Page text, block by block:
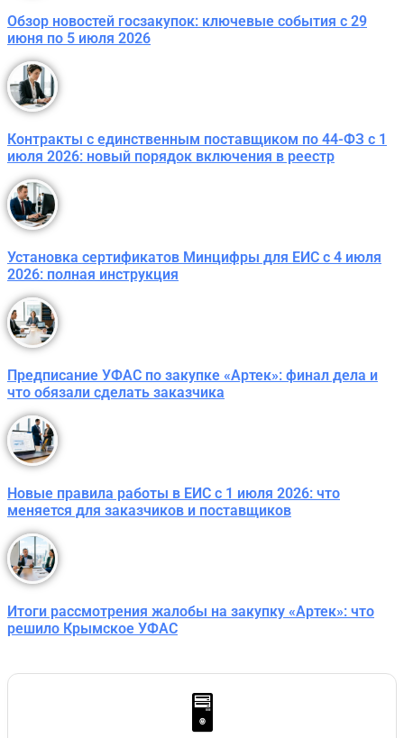
Обзор новостей госзакупок: ключевые события с 29
июня по 5 июля 2026
Контракты с единственным поставщиком по 44-ФЗ с 1
июля 2026: новый порядок включения в реестр
Установка сертификатов Минцифры для ЕИС с 4 июля
2026: полная инструкция
Предписание УФАС по закупке «Артек»: финал дела и
что обязали сделать заказчика
Новые правила работы в ЕИС с 1 июля 2026: что
меняется для заказчиков и поставщиков
Итоги рассмотрения жалобы на закупку «Артек»: что
решило Крымское УФАС
🖥️